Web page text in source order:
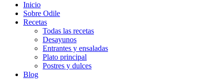
Inicio
Sobre Odile
Recetas
Todas las recetas
Desayunos
Entrantes y ensaladas
Plato principal
Postres y dulces
Blog